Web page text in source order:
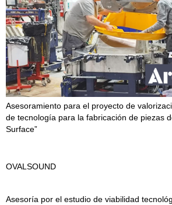
Asesoramiento para el proyecto de
de tecnología para la fabricación de piezas
Surface”
OVALSOUND
Asesoría por el estudio de viabilidad